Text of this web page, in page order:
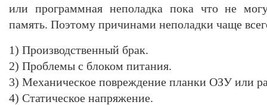
или программная неполадка пока что не
память. Поэтому причинами неполадки чаще
1) Производственный брак.
2) Проблемы с блоком питания.
3) Механическое повреждение планки ОЗУ или
4) Статическое напряжение.